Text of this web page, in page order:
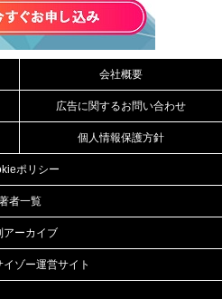
会社概要
広告に関するお問い合わせ
個人情報保護方針
ポリシー
者一覧
アーカイブ
ゾー運営サイト